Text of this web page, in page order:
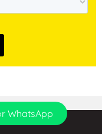
WhatsApp